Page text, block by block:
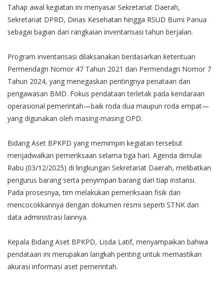
Tahap awal kegiatan ini menyasar Sekretariat Daerah,
Sekretariat DPRD, Dinas Kesehatan hingga RSUD Bumi Panua
sebagai bagian dari rangkaian inventarisasi tahun berjalan.
Program inventarisasi dilaksanakan berdasarkan ketentuan
Permendagri Nomor 47 Tahun 2021 dan Permendagri Nomor 7
Tahun 2024, yang menegaskan pentingnya penataan dan
pengawasan BMD. Fokus pendataan terletak pada kendaraan
operasional pemerintah—baik roda dua maupun roda empat—
yang digunakan oleh masing-masing OPD.
Bidang Aset BPKPD yang memimpin kegiatan tersebut
menjadwalkan pemeriksaan selama tiga hari. Agenda dimulai
Rabu (03/12/2025) di lingkungan Sekretariat Daerah, melibatkan
pengurus barang serta penyimpan barang dari tiap instansi.
Pada prosesnya, tim melakukan pemeriksaan fisik dan
mencocokkannya dengan dokumen resmi seperti STNK dan
data administrasi lainnya.
Kepala Bidang Aset BPKPD, Lisda Latif, menyampaikan bahwa
pendataan ini merupakan langkah penting untuk memastikan
akurasi informasi aset pemerintah.